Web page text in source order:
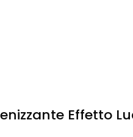
Effetto